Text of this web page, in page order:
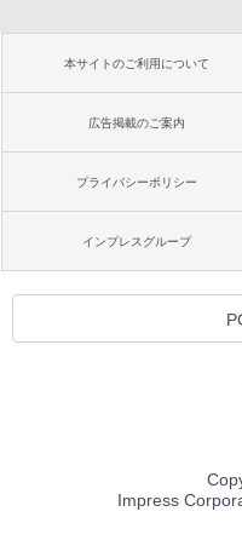
本サイトのご利用について
広告掲載のご案内
プライバシーポリシー
インプレスグループ
Impress